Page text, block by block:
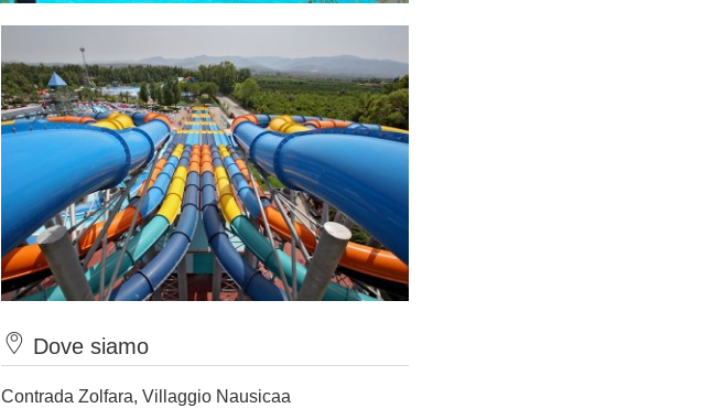
Dove siamo
Contrada Zolfara, Villaggio Nausicaa